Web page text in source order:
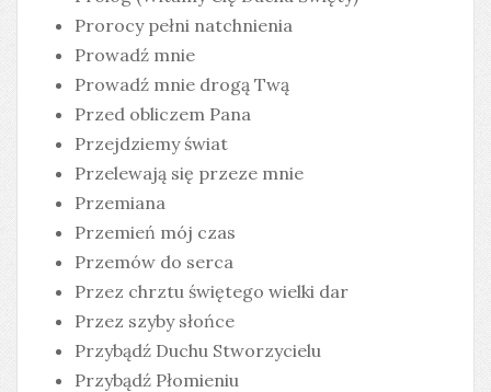
Prorocy pełni natchnienia
Prowadź mnie
Prowadź mnie drogą Twą
Przed obliczem Pana
Przejdziemy świat
Przelewają się przeze mnie
Przemiana
Przemień mój czas
Przemów do serca
Przez chrztu świętego wielki dar
Przez szyby słońce
Przybądź Duchu Stworzycielu
Przybądź Płomieniu